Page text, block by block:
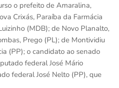
o prefeito de Amaralina,
Crixás, Paraíba da Farmácia
(MDB); de Novo Planalto,
Prego (PL); de Montividiu
(PP); o candidato ao senado
federal José Mário
federal José Nelto (PP), que